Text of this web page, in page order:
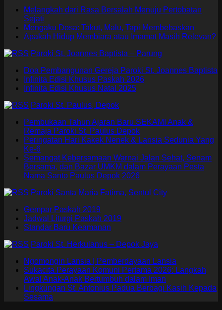
Melangkah dari Rasa Bersalah Menuju Pertobatan
Sejati
Mengaku Dosa: Takut, Malu, Tapi Membebaskan
Apakah Hidup Membiara atau Imamat Masih Relevan?
Paroki St. Joannes Baptista – Parung
Doa Pembangunan Gereja Paroki St. Joannes Baptista
Infinita Edisi Khusus Paskah 2026
Infinita Edisi Khusus Natal 2025
Paroki St. Paulus, Depok
Pembukaan Tahun Ajaran Baru SEKAMI Anak &
Remaja Paroki St. Paulus Depok
Peringatan Hari Kakek Nenek & Lansia Sedunia Yang
Ke-6
Semangat Kebersamaan Warnai Jalan Sehat, Senam
Bersama, dan Bazar UMKM dalam Perayaan Pesta
Nama Santo Paulus Depok 2026
Paroki Santa Maria Fatima, Sentul City
Gempar Paskah 2019
Jadwal Liturgi Paskah 2019
Standar Baru Keamanan
Paroki St. Herkulanus – Depok Jaya
Ngomongin Lansia | Pemberdayaan Lansia
Sukacita Perayaan Komuni Pertama 2026: Langkah
Awal Anak-Anak Bertumbuh dalam Iman
Lingkungan St. Antonius Padua Berbagi Kasih Kepada
Sesama